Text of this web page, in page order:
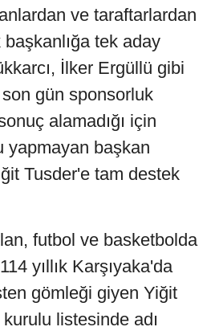
ve taraftarlardan
tek aday
İlker Ergüllü gibi
gün sponsorluk
alamadığı için
yapmayan başkan
Tusder'e tam destek
futbol ve basketbolda
yıllık Karşıyaka'da
gömleği giyen Yiğit
listesinde adı